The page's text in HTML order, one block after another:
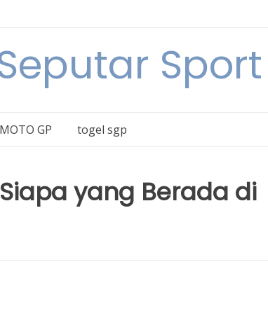
MOTO GP togel sgp
yang Berada di